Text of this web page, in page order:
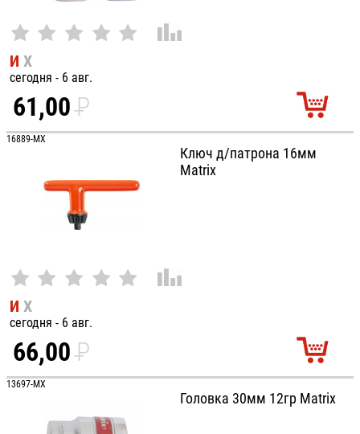
И Х
сегодня - 6 авг.
61,00P
УБ.
16889-MX
Ключ д/патрона 16мм
Matrix
И Х
сегодня - 6 авг.
66,00P
УБ.
13697-MX
Головка 30мм 12гр Matrix